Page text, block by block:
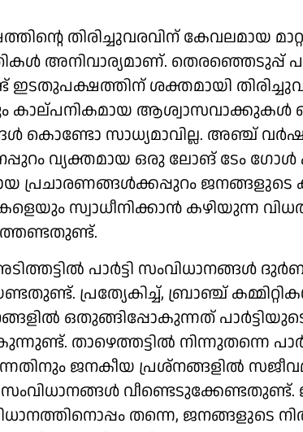
തിരിച്ചുവരവിന് കേവലമായ
അനിവാര്യമാണ്. തെരഞ്ഞെടുപ്പ്
ശക്തമായി
കാല്പനികമായ ആശ്വാസവാക്കുകൾ
കൊണ്ടോ സാധ്യമാവില്ല. അഞ്ച്
വ്യക്തമായ ഒരു ലോങ് ടേം ഗോൾ
പ്രചാരണങ്ങൾക്കപ്പുറം ജനങ്ങളുടെ
സ്വാധീനിക്കാൻ കഴിയുന്ന
പാർട്ടി സംവിധാനങ്ങൾ
പ്രത്യേകിച്ച്, ബ്രാഞ്ച്
ഒതുങ്ങിപ്പോകുന്നത്
താഴെത്തട്ടിൽ നിന്നുതന്നെ
ജനകീയ പ്രശ്നങ്ങളിൽ
വീണ്ടെടുക്കേണ്ടതുണ്ട്.
തന്നെ, ജനങ്ങളുടെ